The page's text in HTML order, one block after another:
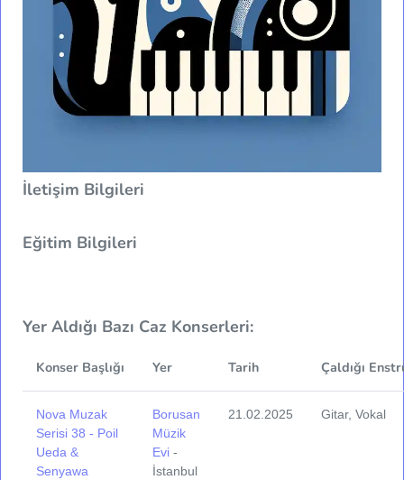
İletişim Bilgileri
Eğitim Bilgileri
Yer Aldığı Bazı Caz Konserleri:
Konser Başlığı Yer Tarih Çaldığı
Nova Muzak
Serisi 38 - Poil
Ueda &
Senyawa
Borusan
Müzik
Evi -
İstanbul
21.02.2025 Gitar, Vokal